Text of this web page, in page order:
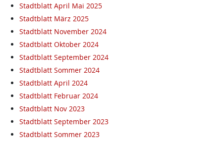
Stadtblatt April Mai 2025
Stadtblatt März 2025
Stadtblatt November 2024
Stadtblatt Oktober 2024
Stadtblatt September 2024
Stadtblatt Sommer 2024
Stadtblatt April 2024
Stadtblatt Februar 2024
Stadtblatt Nov 2023
Stadtblatt September 2023
Stadtblatt Sommer 2023